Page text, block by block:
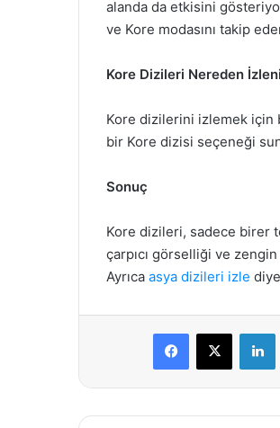
alanda da etkisini
ve Kore modasını takip
Kore Dizileri Nereden
Kore dizilerini izlemek için
bir Kore dizisi seçeneği
Sonuç
Kore dizileri, sadece birer
çarpıcı görselliği ve
Ayrıca asya dizileri izle
Facebook
X